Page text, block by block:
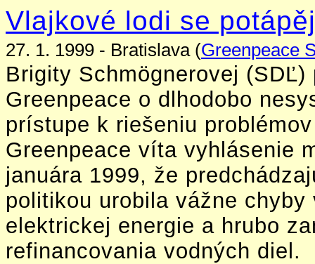
Vlajkové lodi se
27. 1. 1999 - Bratislava (Greenpeace
Brigity Schmögnerovej
Greenpeace o dlhodobo
prístupe k riešeniu
Greenpeace víta vyhlásenie
januára 1999, že
politikou urobila vážne
elektrickej energie a hrubo
refinancovania vodných diel.